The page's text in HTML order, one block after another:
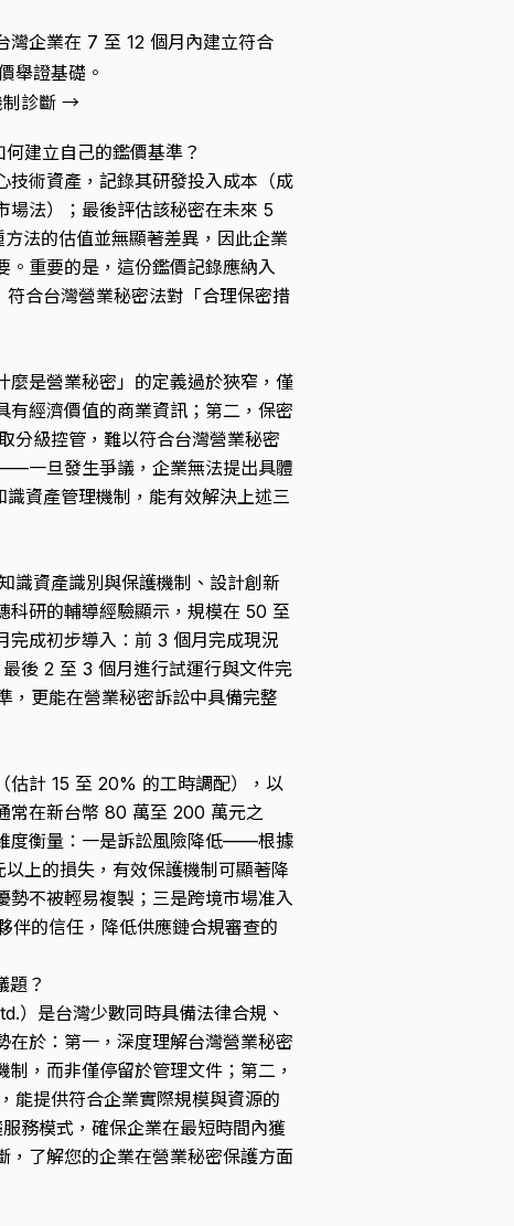
灣企業在 7 至 12 個月內建立符合
舉證基礎。
制診斷 →
建立自己的鑑價基準？
技術資產，記錄其研發投入成本（成
場法）；最後評估該秘密在未來 5
法的估值並無顯著差異，因此企業
。重要的是，這份鑑價記錄應納入
符合台灣營業秘密法對「合理保密措
是營業秘密」的定義過於狹窄，僅
有經濟價值的商業資訊；第二，保密
分級控管，難以符合台灣營業秘密
一旦發生爭議，企業無法提出具體
資產管理機制，能有效解決上述三
識資產識別與保護機制、設計創新
科研的輔導經驗顯示，規模在 50 至
成初步導入：前 3 個月完成現況
後 2 至 3 個月進行試運行與文件完
，更能在營業秘密訴訟中具備完整
估計 15 至 20% 的工時調配），以
常在新台幣 80 萬至 200 萬元之
度衡量：一是訴訟風險降低——根據
上的損失，有效保護機制可顯著降
不被輕易複製；三是跨境市場准入
的信任，降低供應鏈合規審查的
題？
）是台灣少數同時具備法律合規、
在於：第一，深度理解台灣營業秘密
，而非僅停留於管理文件；第二，
能提供符合企業實際規模與資源的
務模式，確保企業在最短時間內獲
，了解您的企業在營業秘密保護方面